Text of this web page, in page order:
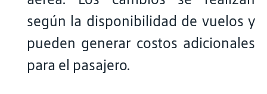
según la disponibilidad de vuelos y
pueden generar costos adicionales
para el pasajero.